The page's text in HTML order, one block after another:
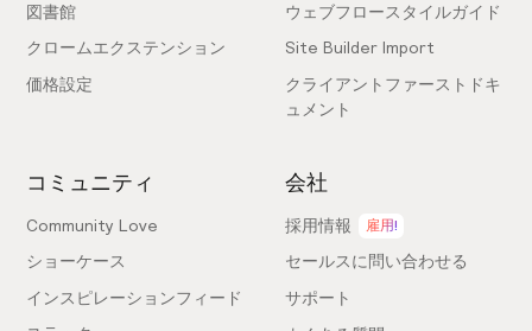
図書館
クロームエクステンション
価格設定
ウェブフロースタイルガイド
Site Builder Import
クライアントファーストドキ
ュメント
コミュニティ
Community Love
ショーケース
インスピレーションフィード
会社
採用情報 雇用!
セールスに問い合わせる
サポート